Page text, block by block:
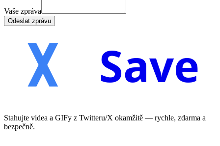
Vaše zpráva
Odeslat zprávu
Save
Stahujte videa a GIFy z Twitteru/X okamžitě — rychle, zdarma a
bezpečně.